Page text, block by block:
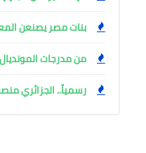
بنات مصر يصنعن المعجزة..
من مدرجات
رسمياً.. الجزائري منصف بقرار 3